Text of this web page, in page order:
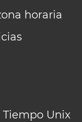
horaria
Unix